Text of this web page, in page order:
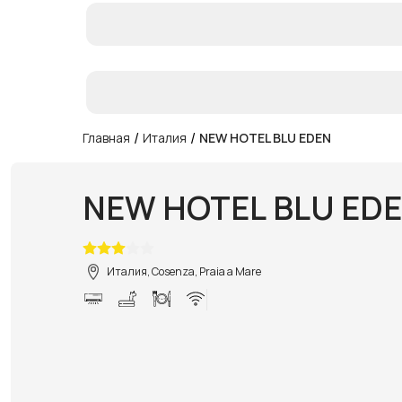
Главная / Италия / NEW HOTEL BLU EDEN
NEW HOTEL BLU
Италия, Cosenza, Praia a Mare